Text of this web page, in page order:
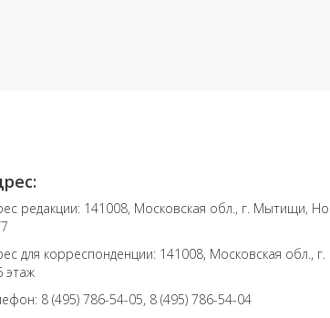
редакции: 141008, Московская обл., г. Мытищи,
для корреспонденции: 141008, Московская обл.,
этаж
8 (495) 786-54-05, 8 (495) 786-54-04